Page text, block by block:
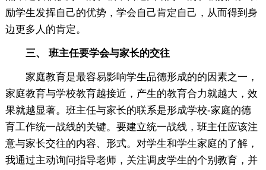
励学生发挥自己的优势，学会自己肯定自己，从而得到身
边更多人的肯定。
三、 班主任要学会与家长的交往
家庭教育是最容易影响学生品德形成的的因素之一，
家庭教育与学校教育越接近，产生的教育合力就越大，效
果就越显著。班主任与家长的联系是形成学校-家庭的德
育工作统一战线的关键。要建立统一战线，班主任应该注
意与家长交往的内容、形式。对学生和学生家庭的了解，
我通过主动询问指导老师，关注调皮学生的个别教育，并